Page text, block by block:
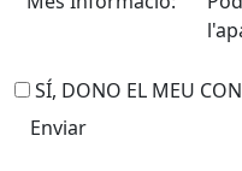
SÍ, DONO EL MEU